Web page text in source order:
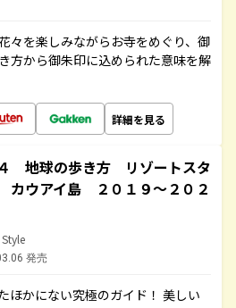
々を楽しみながらお寺をめぐり、御
方から御朱印に込められた意味を解
詳細を見る
地球の歩き方 リゾートスタ
ウアイ島 ２０１９～２０２
発売
ほかにない究極のガイド！ 美しい